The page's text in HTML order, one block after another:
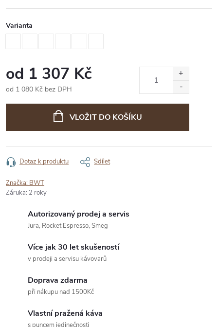
Varianta
od 1 307 Kč
od 1 080 Kč bez DPH
VLOŽIT DO KOŠÍKU
Dotaz k produktu Sdílet
Značka: BWT
Záruka: 2 roky
Autorizovaný prodej a servis
Jura, Rocket Espresso, Smeg
Více jak 30 let skušeností
v prodeji a servisu kávovarů
Doprava zdarma
při nákupu nad 1500Kč
Vlastní pražená káva
s puncem jedinečnosti